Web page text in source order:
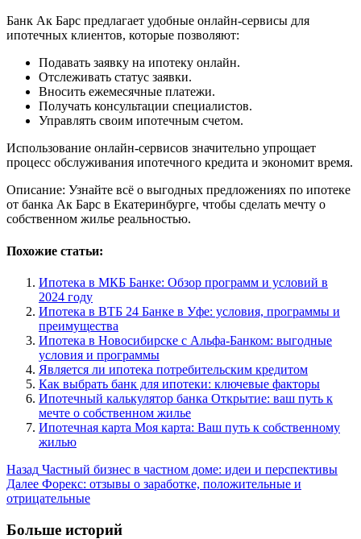
Банк Ак Барс предлагает удобные онлайн-сервисы для
ипотечных клиентов, которые позволяют:
Подавать заявку на ипотеку онлайн.
Отслеживать статус заявки.
Вносить ежемесячные платежи.
Получать консультации специалистов.
Управлять своим ипотечным счетом.
Использование онлайн-сервисов значительно упрощает
процесс обслуживания ипотечного кредита и экономит время.
Описание: Узнайте всё о выгодных предложениях по ипотеке
от банка Ак Барс в Екатеринбурге, чтобы сделать мечту о
собственном жилье реальностью.
Похожие статьи:
Ипотека в МКБ Банке: Обзор программ и условий в
2024 году
Ипотека в ВТБ 24 Банке в Уфе: условия, программы и
преимущества
Ипотека в Новосибирске с Альфа-Банком: выгодные
условия и программы
Является ли ипотека потребительским кредитом
Как выбрать банк для ипотеки: ключевые факторы
Ипотечный калькулятор банка Открытие: ваш путь к
мечте о собственном жилье
Ипотечная карта Моя карта: Ваш путь к собственному
жилью
Post
Navigation
Назад Частный бизнес в частном доме: идеи и перспективы
Далее Форекс: отзывы о заработке, положительные и
отрицательные
Больше историй